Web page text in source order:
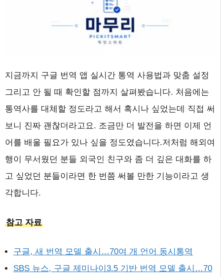
지금까지 구글 번역 앱 실시간 통역 사용법과 맞춤 설정
그리고 안 될 때 확인할 점까지 살펴봤습니다. 처음에는
통역사를 대체할 정도라고 해서 혹시나 싶었는데 직접 써
보니 진짜 괜찮더라고요. 조금만 더 발전을 하면 이제 언
어를 배울 필요가 있나 싶을 정도였습니다.저처럼 해외여
행이 무서웠던 분들 외국인 친구와 좀 더 깊은 대화를 하
고 싶었던 분들이라면 한 번쯤 써볼 만한 기능이라고 생
각합니다.
참고 자료
구글, 새 번역 모델 출시…70여 개 언어 동시통역
SBS 뉴스, 구글 제미나이3.5 기반 번역 모델 출시…70